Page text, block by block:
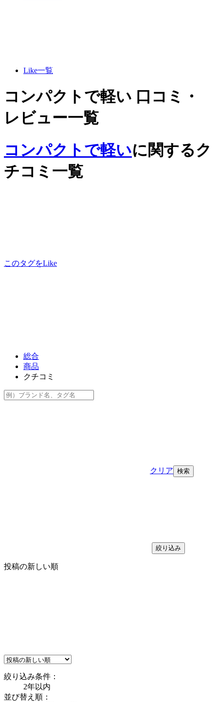
Like一覧
コンパクトで軽い 口コミ・
レビュー一覧
コンパクトで軽いに関するク
チコミ一覧
このタグをLike
総合
商品
クチコミ
クリア
絞り込み
投稿の新しい順
絞り込み条件：
2年以内
並び替え順：